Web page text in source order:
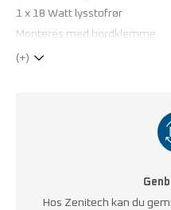
1 x 18 Watt lysstofrør
Monteres med bordklemme
(+)
Hos Zenitech kan du